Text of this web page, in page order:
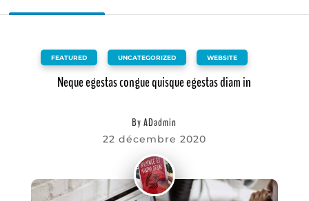
FEATURED UNCATEGORIZED WEBSITE
Neque egestas congue quisque egestas diam in
ByADadmin
22 décembre 2020